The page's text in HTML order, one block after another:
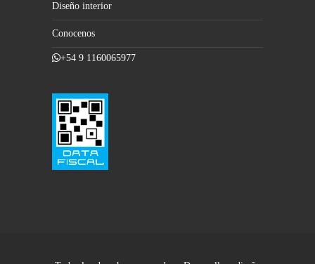
Diseño interior
Conocenos
+54 9 1160065977